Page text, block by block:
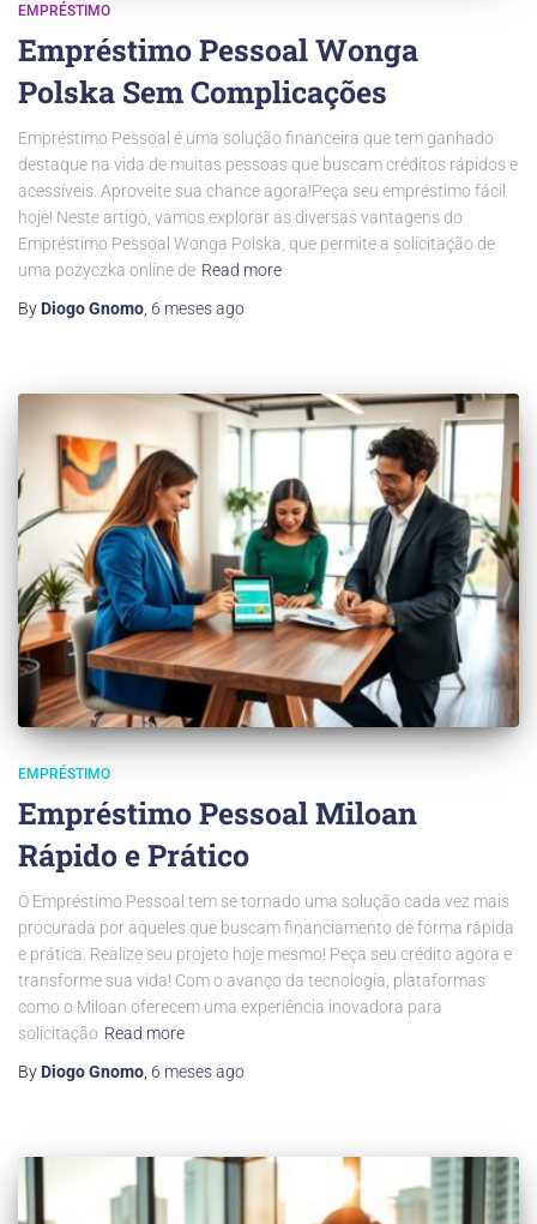
EMPRÉSTIMO
Empréstimo Pessoal Wonga
Polska Sem Complicações
Empréstimo Pessoal é uma solução financeira que tem ganhado
destaque na vida de muitas pessoas que buscam créditos rápidos e
acessíveis. Aproveite sua chance agora!Peça seu empréstimo fácil
hoje! Neste artigo, vamos explorar as diversas vantagens do
Empréstimo Pessoal Wonga Polska, que permite a solicitação de
uma pożyczka online de Read more
By Diogo Gnomo 6 mesesago
EMPRÉSTIMO
Empréstimo Pessoal Miloan
Rápido e Prático
O Empréstimo Pessoal tem se tornado uma solução cada vez mais
procurada por aqueles que buscam financiamento de forma rápida
e prática. Realize seu projeto hoje mesmo! Peça seu crédito agora e
transforme sua vida! Com o avanço da tecnologia, plataformas
como o Miloan oferecem uma experiência inovadora para
solicitação Read more
By Diogo Gnomo, 6 mesesago